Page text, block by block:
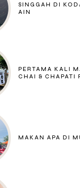
SINGGAH DI
AIN
PERTAMA KALI
CHAI & CHAPATI
MAKAN APA DI